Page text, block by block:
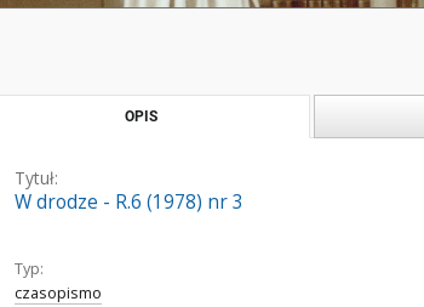
OPIS
Tytuł:
W drodze - R.6 (1978) nr 3
Typ:
czasopismo